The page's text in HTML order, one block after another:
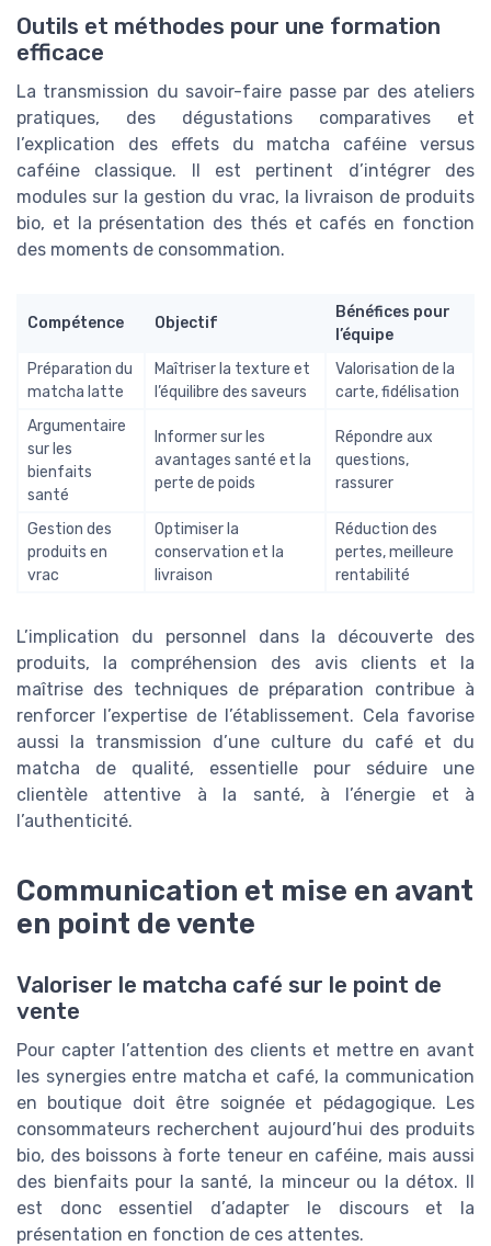
Outils et méthodes pour une formation
efficace
La transmission du savoir-faire passe par des ateliers
pratiques, des dégustations comparatives et
l’explication des effets du matcha caféine versus
caféine classique. Il est pertinent d’intégrer des
modules sur la gestion du vrac, la livraison de produits
bio, et la présentation des thés et cafés en fonction
des moments de consommation.
Compétence Objectif
Bénéfices pour
l’équipe
Préparation du
matcha latte
Maîtriser la texture et
l’équilibre des saveurs
Valorisation de la
carte, fidélisation
Argumentaire
sur les
bienfaits
santé
Informer sur les
avantages santé et la
perte de poids
Répondre aux
questions,
rassurer
Gestion des
produits en
vrac
Optimiser la
conservation et la
livraison
Réduction des
pertes, meilleure
rentabilité
L’implication du personnel dans la découverte des
produits, la compréhension des avis clients et la
maîtrise des techniques de préparation contribue à
renforcer l’expertise de l’établissement. Cela favorise
aussi la transmission d’une culture du café et du
matcha de qualité, essentielle pour séduire une
clientèle attentive à la santé, à l’énergie et à
l’authenticité.
Communication et mise en avant
en point de vente
Valoriser le matcha café sur le point de
vente
Pour capter l’attention des clients et mettre en avant
les synergies entre matcha et café, la communication
en boutique doit être soignée et pédagogique. Les
consommateurs recherchent aujourd’hui des produits
bio, des boissons à forte teneur en caféine, mais aussi
des bienfaits pour la santé, la minceur ou la détox. Il
est donc essentiel d’adapter le discours et la
présentation en fonction de ces attentes.